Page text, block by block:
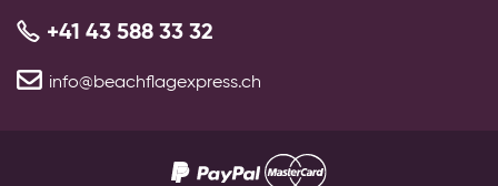
+41 43 588 33 32
info@beachflagexpress.ch